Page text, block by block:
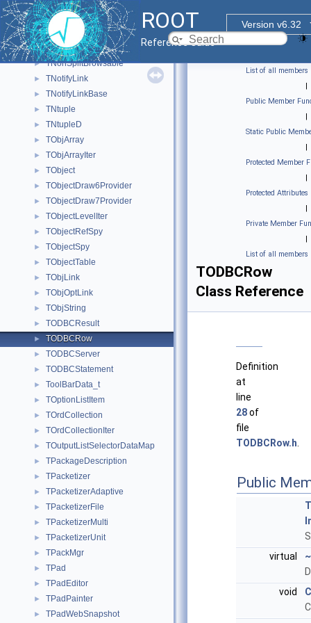
ROOT
Version v6.32
Reference Guide
► TNewQueryDlg
► TNode
► TNodeDiv
► TNonCopyable
► TNonSplitBrowsable
► TNotifyLink
► TNotifyLinkBase
► TNtuple
► TNtupleD
► TObjArray
► TObjArrayIter
► TObject
► TObjectDraw6Provider
► TObjectDraw7Provider
► TObjectLevelIter
► TObjectRefSpy
► TObjectSpy
► TObjectTable
► TObjLink
► TObjOptLink
► TObjString
► TODBCResult
► TODBCRow
► TODBCServer
► TODBCStatement
► ToolBarData_t
► TOptionListItem
► TOrdCollection
► TOrdCollectionIter
► TOutputListSelectorDataMap
► TPackageDescription
► TPacketizer
► TPacketizerAdaptive
► TPacketizerFile
► TPacketizerMulti
► TPacketizerUnit
► TPackMgr
► TPad
► TPadEditor
► TPadPainter
► TPadWebSnapshot
List of all members
|
Public Member
|
Static Public
|
Protected Member
|
Protected Attributes
|
Private Member
|
List of all members
TODBCRow
Class Reference
Definition
at
line
28of
file
TODBCRow.h
Public
virtual
void